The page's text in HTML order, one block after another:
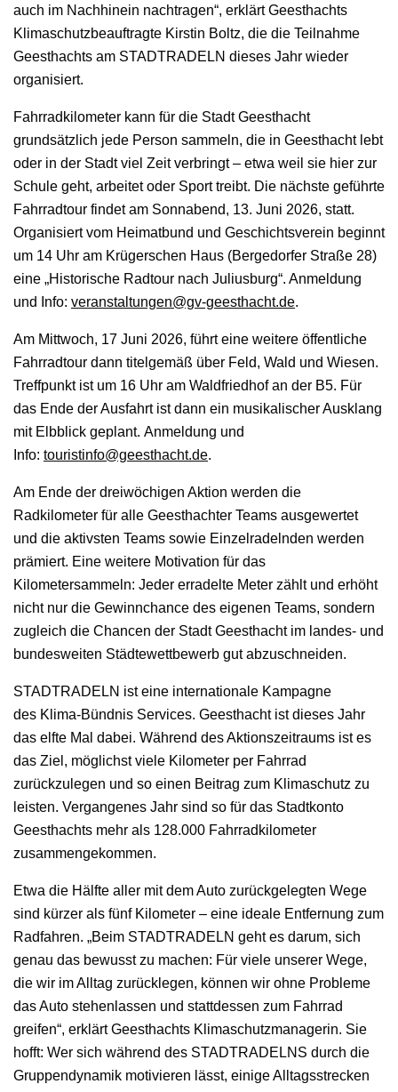
auch im Nachhinein nachtragen“, erklärt Geesthachts
Klimaschutzbeauftragte Kirstin Boltz, die die Teilnahme
Geesthachts am STADTRADELN dieses Jahr wieder
organisiert.
Fahrradkilometer kann für die Stadt Geesthacht
grundsätzlich jede Person sammeln, die in Geesthacht lebt
oder in der Stadt viel Zeit verbringt – etwa weil sie hier zur
Schule geht, arbeitet oder Sport treibt. Die nächste geführte
Fahrradtour findet am Sonnabend, 13. Juni 2026, statt.
Organisiert vom Heimatbund und Geschichtsverein beginnt
um 14 Uhr am Krügerschen Haus (Bergedorfer Straße 28)
eine „Historische Radtour nach Juliusburg“. Anmeldung
und Info: veranstaltungen@gv-geesthacht.de.
Am Mittwoch, 17 Juni 2026, führt eine weitere öffentliche
Fahrradtour dann titelgemäß über Feld, Wald und Wiesen.
Treffpunkt ist um 16 Uhr am Waldfriedhof an der B5. Für
das Ende der Ausfahrt ist dann ein musikalischer Ausklang
mit Elbblick geplant. Anmeldung und
Info: touristinfo@geesthacht.de.
Am Ende der dreiwöchigen Aktion werden die
Radkilometer für alle Geesthachter Teams ausgewertet
und die aktivsten Teams sowie Einzelradelnden werden
prämiert. Eine weitere Motivation für das
Kilometersammeln: Jeder erradelte Meter zählt und erhöht
nicht nur die Gewinnchance des eigenen Teams, sondern
zugleich die Chancen der Stadt Geesthacht im landes- und
bundesweiten Städtewettbewerb gut abzuschneiden.
STADTRADELN ist eine internationale Kampagne
des Klima-Bündnis Services. Geesthacht ist dieses Jahr
das elfte Mal dabei. Während des Aktionszeitraums ist es
das Ziel, möglichst viele Kilometer per Fahrrad
zurückzulegen und so einen Beitrag zum Klimaschutz zu
leisten. Vergangenes Jahr sind so für das Stadtkonto
Geesthachts mehr als 128.000 Fahrradkilometer
zusammengekommen.
Etwa die Hälfte aller mit dem Auto zurückgelegten Wege
sind kürzer als fünf Kilometer – eine ideale Entfernung zum
Radfahren. „Beim STADTRADELN geht es darum, sich
genau das bewusst zu machen: Für viele unserer Wege,
die wir im Alltag zurücklegen, können wir ohne Probleme
das Auto stehenlassen und stattdessen zum Fahrrad
greifen“, erklärt Geesthachts Klimaschutzmanagerin. Sie
hofft: Wer sich während des STADTRADELNS durch die
Gruppendynamik motivieren lässt, einige Alltagsstrecken